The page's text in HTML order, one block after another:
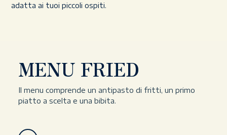
adatta ai tuoi piccoli ospiti.
MENU FRIED
Il menu comprende un antipasto di fritti, un primo
piatto a scelta e una bibita.